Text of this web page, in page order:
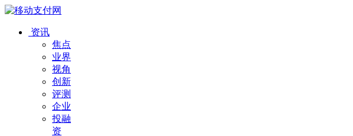
资讯
焦点
业界
视角
创新
评测
企业
投融
资